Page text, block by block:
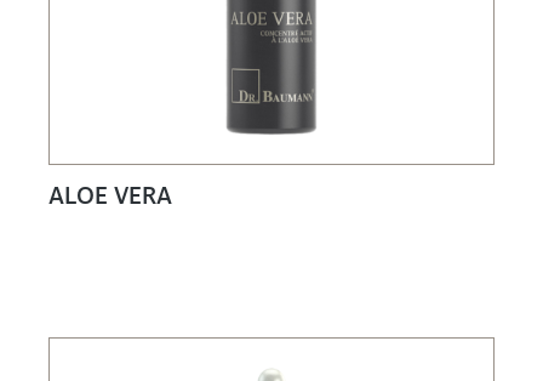
ALOE VERA